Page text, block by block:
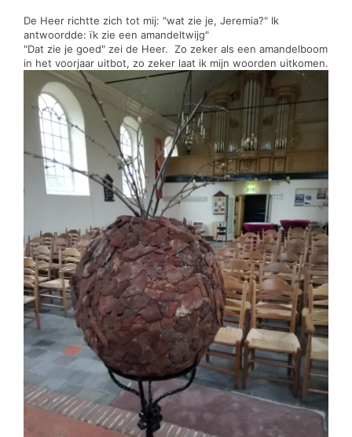
De Heer richtte zich tot mij: "wat zie je, Jeremia?" Ik
antwoordde: ïk zie een amandeltwijg"
"Dat zie je goed" zei de Heer. Zo zeker als een amandelboom
in het voorjaar uitbot, zo zeker laat ik mijn woorden uitkomen.